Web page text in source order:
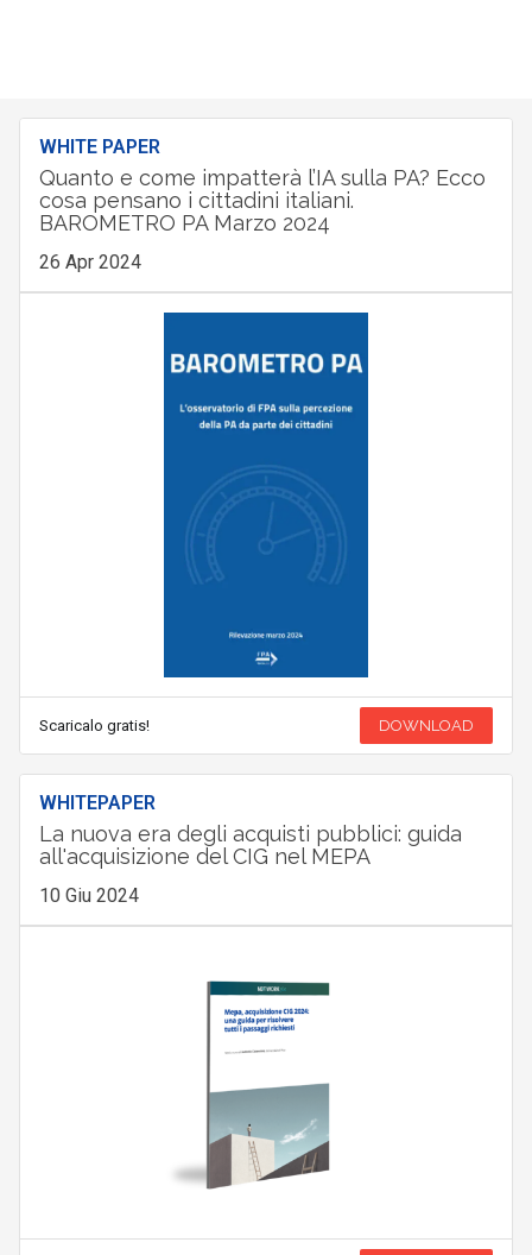
WHITE PAPER
Quanto e come impatterà l’IA sulla PA? Ecco
cosa pensano i cittadini italiani.
BAROMETRO PA Marzo 2024
26 Apr 2024
Scaricalo gratis! DOWNLOAD
WHITEPAPER
La nuova era degli acquisti pubblici: guida
all'acquisizione del CIG nel MEPA
10 Giu 2024